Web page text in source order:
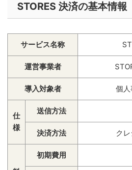
STORES 決済の基本情報
サービス名称
運営事業者
導入対象者 個
仕
様
送信方法
決済方法 ク
初期費用